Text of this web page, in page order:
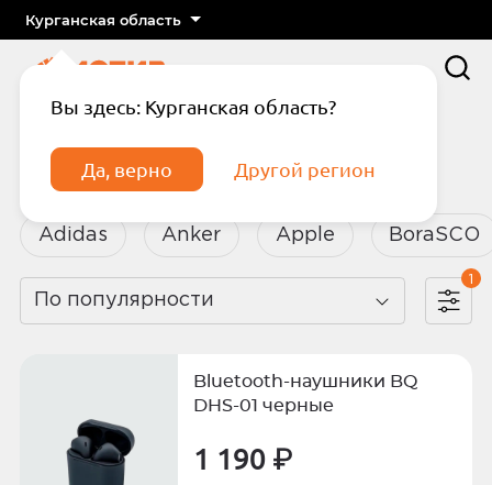
Курганская область
Вы здесь: Курганская область?
Да, верно Другой регион
Аксессуары
Adidas Anker Apple BoraSCO
По популярности
1
Bluetooth-наушники BQ
DHS-01 черные
1 190 ₽
Отправить код по СМС
Отправить код еще раз через